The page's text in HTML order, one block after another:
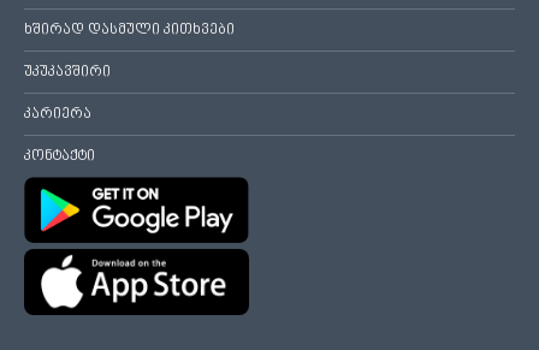
ხშირად დასმული კითხვები
უკუკავშირი
კარიერა
კონტაქტი